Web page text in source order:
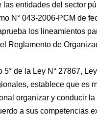
las entidades del sector
N° 043-2006-PCM de
los lineamientos
Reglamento de
5° de la Ley N° 27867,
establece que es
organizar y conducir
a sus competencias